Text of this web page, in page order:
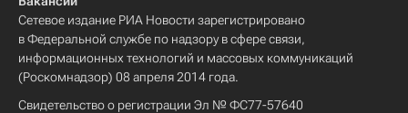
Сетевое издание РИА Новости зарегистрировано
в Федеральной службе по надзору в сфере связи,
информационных технологий и массовых коммуникаций
(Роскомнадзор) 08 апреля 2014 года.
Свидетельство о регистрации Эл № ФС77-57640